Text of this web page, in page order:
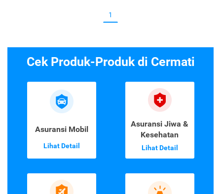
1
Cek Produk-Produk di Cermati
Asuransi Mobil
Lihat Detail
Asuransi Jiwa &
Kesehatan
Lihat Detail